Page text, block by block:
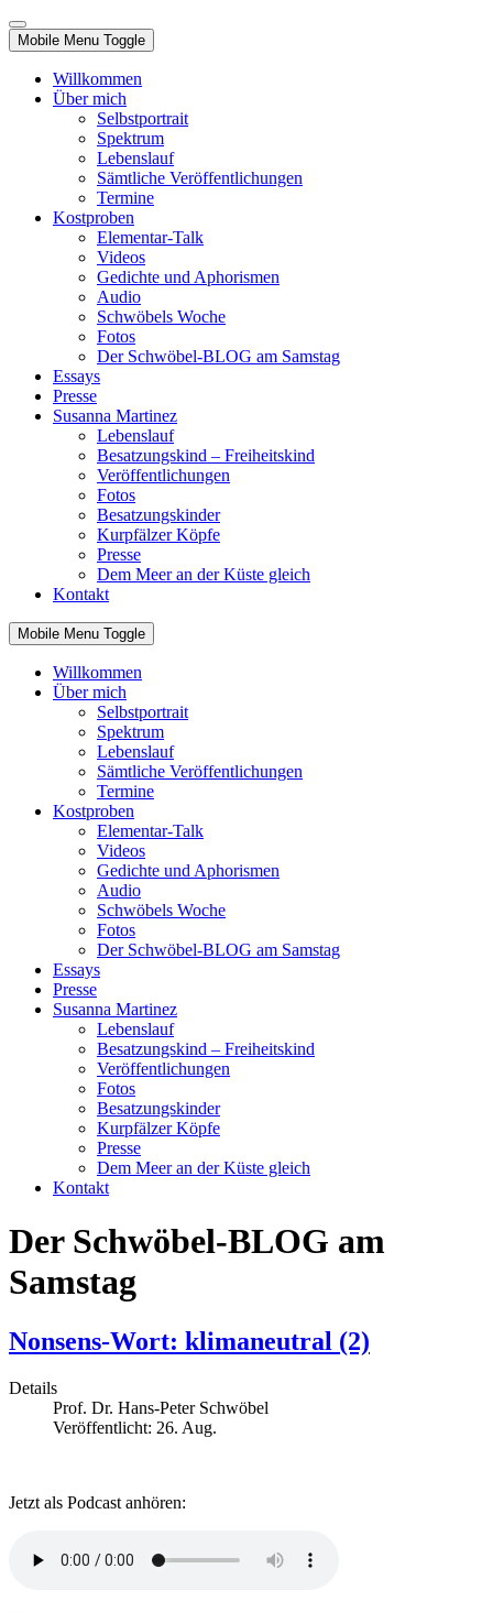
Mobile Menu Toggle
Willkommen
Über mich
Selbstportrait
Spektrum
Lebenslauf
Sämtliche Veröffentlichungen
Termine
Kostproben
Elementar-Talk
Videos
Gedichte und Aphorismen
Audio
Schwöbels Woche
Fotos
Der Schwöbel-BLOG am Samstag
Essays
Presse
Susanna Martinez
Lebenslauf
Besatzungskind – Freiheitskind
Veröffentlichungen
Fotos
Besatzungskinder
Kurpfälzer Köpfe
Presse
Dem Meer an der Küste gleich
Kontakt
Mobile Menu Toggle
Willkommen
Über mich
Selbstportrait
Spektrum
Lebenslauf
Sämtliche Veröffentlichungen
Termine
Kostproben
Elementar-Talk
Videos
Gedichte und Aphorismen
Audio
Schwöbels Woche
Fotos
Der Schwöbel-BLOG am Samstag
Essays
Presse
Susanna Martinez
Lebenslauf
Besatzungskind – Freiheitskind
Veröffentlichungen
Fotos
Besatzungskinder
Kurpfälzer Köpfe
Presse
Dem Meer an der Küste gleich
Kontakt
Der Schwöbel-BLOG am
Samstag
Nonsens-Wort: klimaneutral (2)
Details
Prof. Dr. Hans-Peter Schwöbel
Veröffentlicht: 26. Aug.
Jetzt als Podcast anhören: